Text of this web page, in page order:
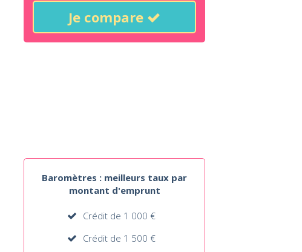
Je compare
Baromètres : meilleurs taux par
montant d'emprunt
Crédit de 1 000 €
Crédit de 1 500 €